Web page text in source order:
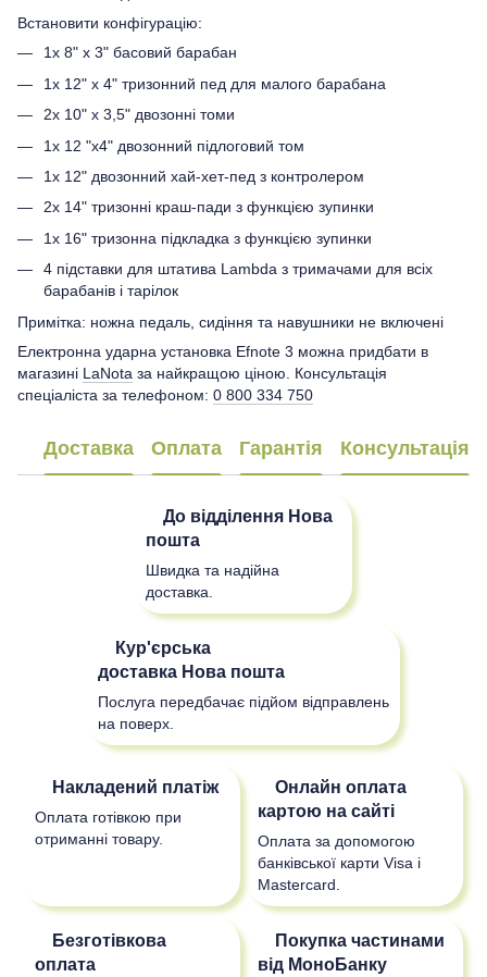
Встановити конфігурацію:
1x 8" x 3" басовий барабан
1x 12" x 4" тризонний пед для малого барабана
2x 10" x 3,5" двозонні томи
1x 12 "x4" двозонний підлоговий том
1x 12" двозонний хай-хет-пед з контролером
2x 14" тризонні краш-пади з функцією зупинки
1x 16" тризонна підкладка з функцією зупинки
4 підставки для штатива Lambda з тримачами для всіх
барабанів і тарілок
Примітка: ножна педаль, сидіння та навушники не включені
Електронна ударна установка Efnote 3 можна придбати в
магазині LaNota за найкращою ціною. Консультація
спеціаліста за телефоном: 0 800 334 750
Доставка Оплата Гарантія Консультація
До відділення Нова
пошта
Швидка та надійна
доставка.
Кур'єрська
доставка Нова пошта
Послуга передбачає підйом відправлень
на поверх.
Накладений платіж
Оплата готівкою при
отриманні товару.
Онлайн оплата
картою на сайті
Оплата за допомогою
банківської карти Visa і
Mastercard.
Безготівкова
оплата
Покупка частинами
від МоноБанку